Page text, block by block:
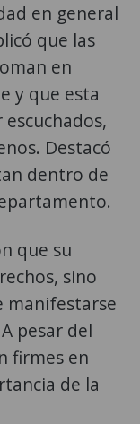
en
y que esta
Destacó
dentro de
que su
pesar del
firmes en
de la